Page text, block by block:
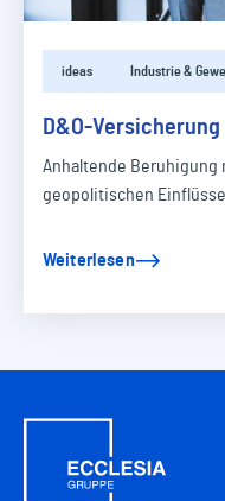
ideas Industrie &
D&O-Versicherung
Anhaltende Beruhigung
geopolitischen
Weiterlesen